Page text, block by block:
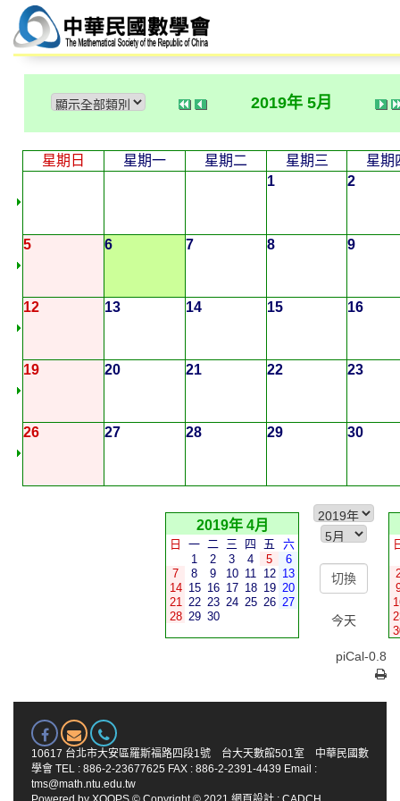
2019年 5月
星期日 星期一 星期二 星期三
星期
1
2
5 6 7 8 9
12 13 14 15 16
19 20 21 22 23
26 27 28 29 30
2019年 4月
日 一 二 三 四 五
六
1
2 3 4 5
6
7
8 9 10 11 12 13
14 15 16 17 18 19 20
21 22 23 24 25 26 27
28 29 30 今天
piCal-0.8
10617 台北市大安區羅斯福路四段1號 台大天數館501室 中華民國數
學會 TEL : 886-2-23677625 FAX : 886-2-2391-4439 Email :
tms@math.ntu.edu.tw